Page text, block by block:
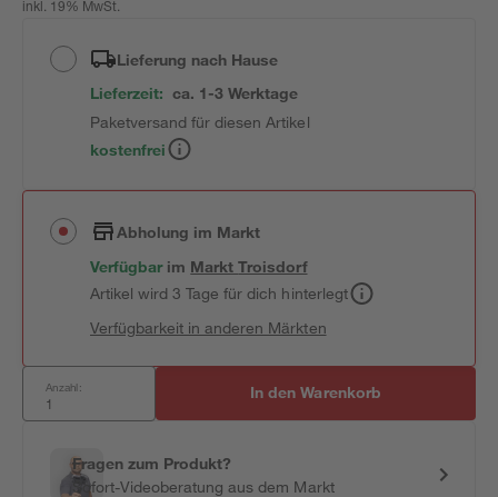
inkl. 19% MwSt.
Lieferung nach Hause
Lieferzeit: ca. 1-3 Werktage
Paketversand für diesen Artikel
kostenfrei
Abholung im Markt
Verfügbar im MarktTroisdorf
Artikel wird 3 Tage für dich hinterlegt
Verfügbarkeit in anderen Märkten
Anzahl: In den Warenkorb
Fragen zum Produkt?
Sofort-Videoberatung aus dem Markt